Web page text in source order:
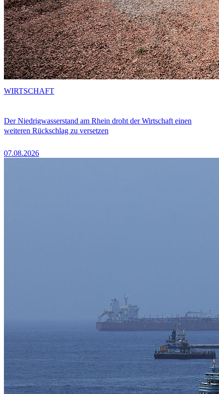
Der Niedrigwasserstand am Rhein droht der Wirtschaft einen
weiteren Rückschlag zu versetzen
07.08.2026
WIRTSCHAFT